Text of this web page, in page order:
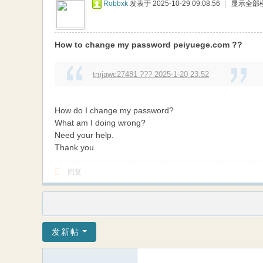
Robbxk 发表于 2025-10-29 09:08:56 显示全部
How to change my password peiyuege.com ??
tmjawc27481 ??? 2025-1-20 23:52
How do I change my password?
What am I doing wrong?
Need your help.
Thank you.
回复
发新帖